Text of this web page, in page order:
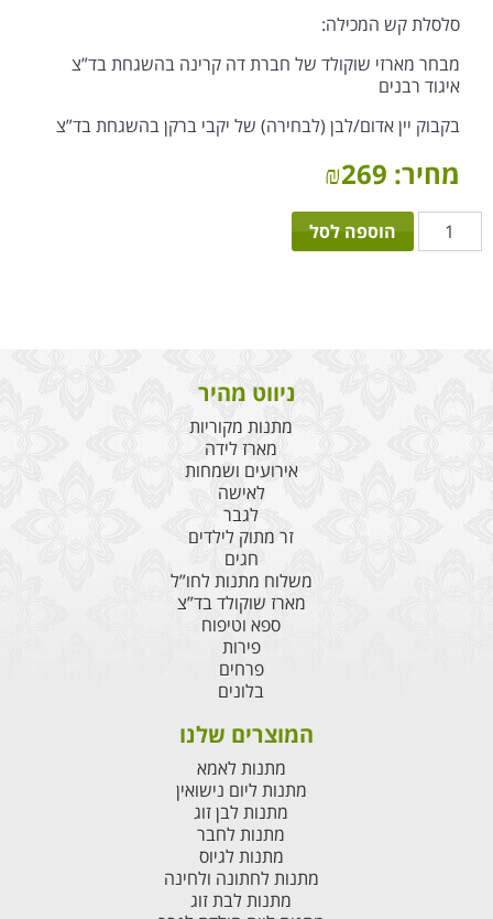
סלסלת קש המכילה:
מבחר מארזי שוקולד של חברת דה קרינה בהשגחת בד”צ
איגוד רבנים
בקבוק יין אדום/לבן (לבחירה) של יקבי ברקן בהשגחת בד”צ
מחיר: ₪269
כמות
הוספה לסל
ניווט מהיר
מתנות מקוריות
מארז לידה
אירועים ושמחות
לאישה
לגבר
זר מתוק לילדים
חגים
משלוח מתנות לחו”ל
מארז שוקולד בד”צ
ספא וטיפוח
פירות
פרחים
בלונים
המוצרים שלנו
מתנות לאמא
מתנות ליום נישואין
מתנות לבן זוג
מתנות לחבר
מתנות לגיוס
מתנות לחתונה ולחינה
מתנות לבת זוג